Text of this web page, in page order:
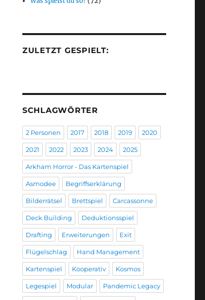
ZULETZT GESPIELT:
SCHLAGWÖRTER
2 Personen 2017 2018 2019 2020
2021 2022 2023 2024 2025
Arkham Horror - Das Kartenspiel
Asmodee Begriffserklärung
Bilderrätsel Brettspiel Carcassonne
Deck Building Deduktionsspiel
Drafting Erweiterungen Exit
Flügelschlag Hand Management
Kartenspiel Kooperativ Kosmos
Legespiel Modular Pandemic Legacy